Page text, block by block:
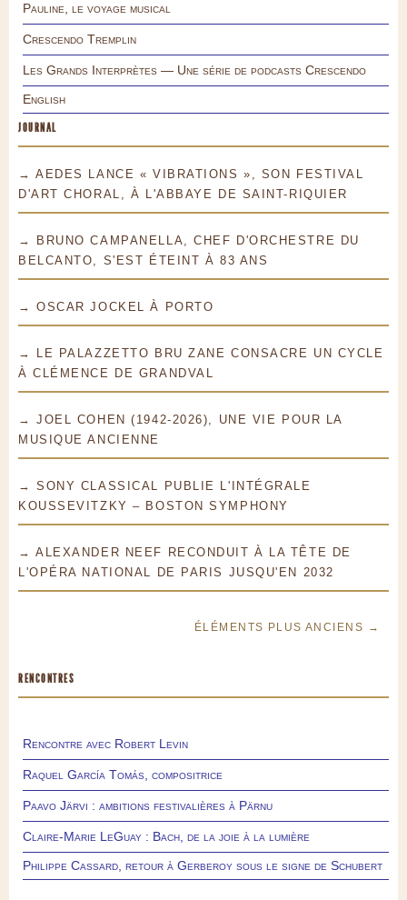
Pauline, le voyage musical
Crescendo Tremplin
Les Grands Interprètes — Une série de podcasts Crescendo
English
JOURNAL
→ AEDES LANCE « VIBRATIONS », SON FESTIVAL
D'ART CHORAL, À L'ABBAYE DE SAINT-RIQUIER
→ BRUNO CAMPANELLA, CHEF D'ORCHESTRE DU
BELCANTO, S'EST ÉTEINT À 83 ANS
→ OSCAR JOCKEL À PORTO
→ LE PALAZZETTO BRU ZANE CONSACRE UN CYCLE
À CLÉMENCE DE GRANDVAL
→ JOEL COHEN (1942-2026), UNE VIE POUR LA
MUSIQUE ANCIENNE
→ SONY CLASSICAL PUBLIE L'INTÉGRALE
KOUSSEVITZKY – BOSTON SYMPHONY
→ ALEXANDER NEEF RECONDUIT À LA TÊTE DE
L'OPÉRA NATIONAL DE PARIS JUSQU'EN 2032
ÉLÉMENTS PLUS ANCIENS →
RENCONTRES
Rencontre avec Robert Levin
Raquel García Tomás, compositrice
Paavo Järvi : ambitions festivalières à Pärnu
Claire-Marie LeGuay : Bach, de la joie à la lumière
Philippe Cassard, retour à Gerberoy sous le signe de Schubert